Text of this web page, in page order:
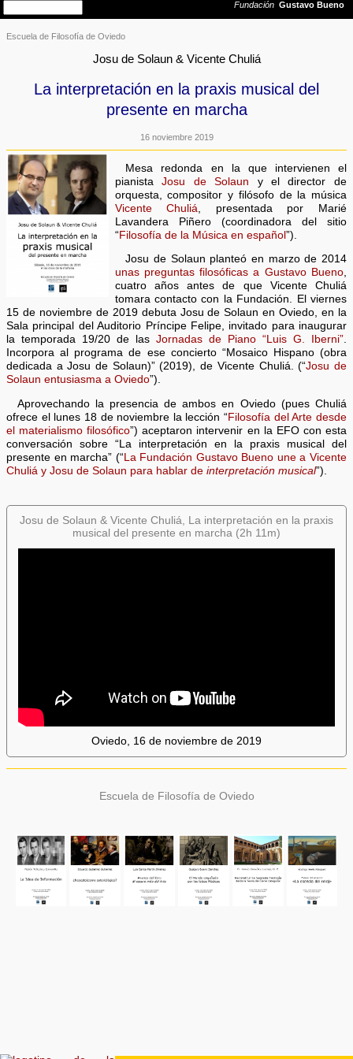
Escuela de Filosofía de Oviedo
Josu de Solaun & Vicente Chuliá
La interpretación en la praxis musical del
presente en marcha
16 noviembre 2019
Mesa redonda en la que intervienen el
pianistaJosu de Solaun y el director de
orquesta, compositor y filósofo de la música
Vicente Chuliá , presentada por Marié
Lavandera Piñero (coordinadora del sitio
“Filosofía de la Música en español ”).
Josu de Solaun planteó en marzo de 2014
unas preguntas filosóficas a Gustavo Bueno,
cuatro años antes de que Vicente Chuliá
tomara contacto con la Fundación. El viernes
15 de noviembre de 2019 debuta Josu de Solaun en Oviedo, en la
Sala principal del Auditorio Príncipe Felipe, invitado para inaugurar
la temporada 19/20 de las Jornadas de Piano “Luis G. Iberni”.
Incorpora al programa de ese concierto “Mosaico Hispano (obra
dedicada a Josu de Solaun)” (2019), de Vicente Chuliá. (“Josu de
Solaun entusiasma a Oviedo”).
Aprovechando la presencia de ambos en Oviedo (pues Chuliá
ofrece el lunes 18 de noviembre la lección “Filosofía del Arte desde
el materialismo filosófico”) aceptaron intervenir en la EFO con esta
conversación sobre “La interpretación en la praxis musical del
presente en marcha” (“La Fundación Gustavo Bueno une a Vicente
Chuliá y Josu de Solaun para hablar deinterpretación musical”).
Josu de Solaun & Vicente Chuliá, La interpretación en la praxis
musical del presente en marcha (2h 11m)
Oviedo, 16 de noviembre de 2019
Escuela de Filosofía de Oviedo